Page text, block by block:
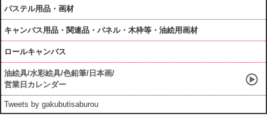
パステル用品・画材
キャンバス用品・関連品・パネル・木枠等・油絵用画材
ロールキャンバス
油絵具/水彩絵具/色鉛筆/日本画/
営業日カレンダー
Tweets by gakubutisaburou